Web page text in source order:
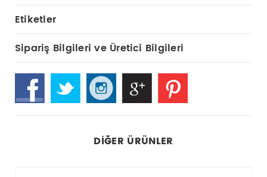
Etiketler
Sipariş Bilgileri ve Üretici Bilgileri
DIĞER ÜRÜNLER